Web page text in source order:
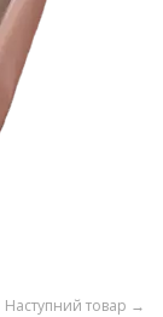
Наступний товар →